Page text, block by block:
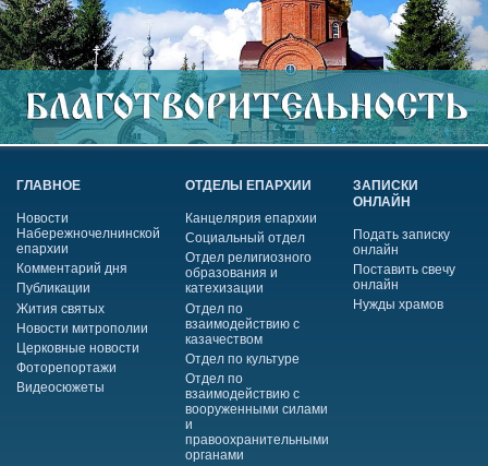
ГЛАВНОЕ
Новости
Набережночелнинской
епархии
Комментарий дня
Публикации
Жития святых
Новости митрополии
Церковные новости
Фоторепортажи
Видеосюжеты
ОТДЕЛЫ ЕПАРХИИ
Канцелярия епархии
Социальный отдел
Отдел религиозного
образования и
катехизации
Отдел по
взаимодействию с
казачеством
Отдел по культуре
Отдел по
взаимодействию с
вооруженными силами
и
правоохранительными
органами
ЗАПИСКИ
ОНЛАЙН
Подать записку
онлайн
Поставить свечу
онлайн
Нужды храмов